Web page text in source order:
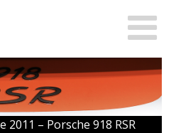
2011 – Porsche 918 RSR